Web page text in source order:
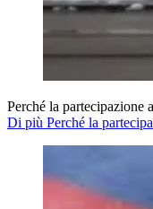
Perché la partecipazione
Di più Perché la